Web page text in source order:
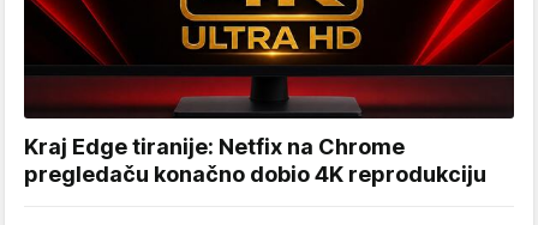
Kraj Edge tiranije: Netfix na Chrome
pregledaču konačno dobio 4K reprodukciju